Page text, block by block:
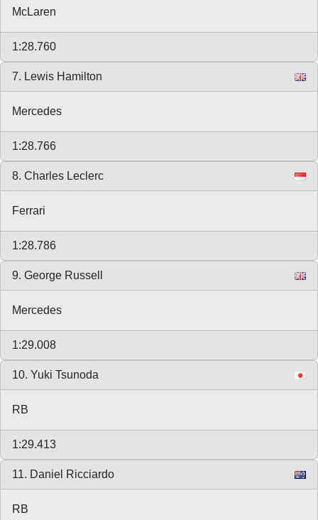
McLaren
1:28.760
7. Lewis Hamilton
Mercedes
1:28.766
8. Charles Leclerc
Ferrari
1:28.786
9. George Russell
Mercedes
1:29.008
10. Yuki Tsunoda
RB
1:29.413
11. Daniel Ricciardo
RB